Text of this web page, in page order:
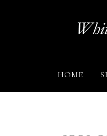
HOME